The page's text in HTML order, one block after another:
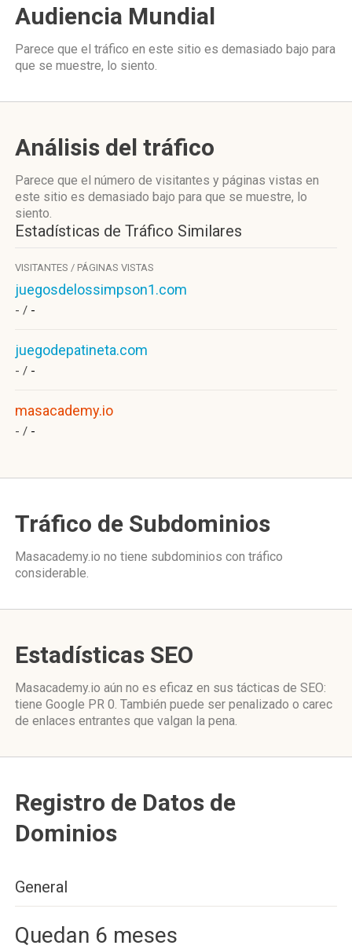
Audiencia Mundial
Parece que el tráfico en este sitio es demasiado bajo para
que se muestre, lo siento.
Análisis del tráfico
Parece que el número de visitantes y páginas vistas en
este sitio es demasiado bajo para que se muestre, lo
siento.
Estadísticas de Tráfico Similares
VISITANTES / PÁGINAS VISTAS
juegosdelossimpson1.com
- / -
juegodepatineta.com
- / -
masacademy.io
- / -
Tráfico de Subdominios
Masacademy.io no tiene subdominios con tráfico
considerable.
Estadísticas SEO
Masacademy.io aún no es eficaz en sus tácticas de SEO:
tiene Google PR 0. También puede ser penalizado o carec
de enlaces entrantes que valgan la pena.
Registro de Datos de
Dominios
General
Quedan 6 meses